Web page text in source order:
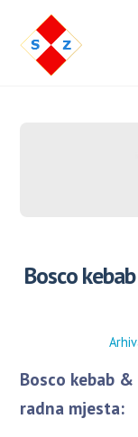
Bosco
Bosco kebab
radna mjesta: